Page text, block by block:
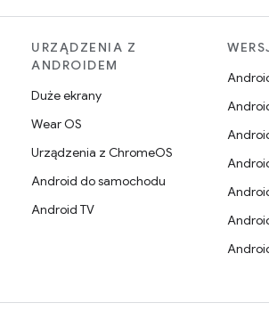
URZĄDZENIA Z
ANDROIDEM
Duże ekrany
Wear OS
Urządzenia z ChromeOS
Android do samochodu
Android TV